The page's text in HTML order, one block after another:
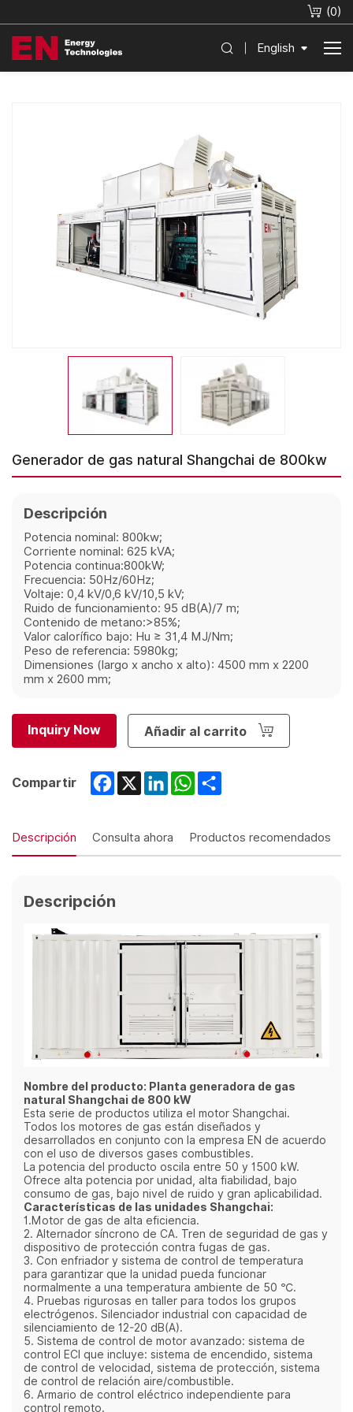
(0)
English
Generador de gas natural Shangchai de 800kw
Descripción
Potencia nominal: 800kw;
Corriente nominal: 625 kVA;
Potencia continua:800kW;
Frecuencia: 50Hz/60Hz;
Voltaje: 0,4 kV/0,6 kV/10,5 kV;
Ruido de funcionamiento: 95 dB(A)/7 m;
Contenido de metano:>85%;
Valor calorífico bajo: Hu ≥ 31,4 MJ/Nm;
Peso de referencia: 5980kg;
Dimensiones (largo x ancho x alto): 4500 mm x 2200
mm x 2600 mm;
Inquiry Now Añadir al carrito
Compartir Facebook
X LinkedInWhatsApp
Descripción Consulta ahora Productos recomendados
Descripción
Nombre del producto: Planta generadora de gas
natural Shangchai de 800 kW
Esta serie de productos utiliza el motor Shangchai.
Todos los motores de gas están diseñados y
desarrollados en conjunto con la empresa EN de acuerdo
con el uso de diversos gases combustibles.
La potencia del producto oscila entre 50 y 1500 kW.
Ofrece alta potencia por unidad, alta fiabilidad, bajo
consumo de gas, bajo nivel de ruido y gran aplicabilidad.
Características de las unidades Shangchai:
1.Motor de gas de alta eficiencia.
2. Alternador síncrono de CA. Tren de seguridad de gas y
dispositivo de protección contra fugas de gas.
3. Con enfriador y sistema de control de temperatura
para garantizar que la unidad pueda funcionar
normalmente a una temperatura ambiente de 50 ℃.
4. Pruebas rigurosas en taller para todos los grupos
electrógenos. Silenciador industrial con capacidad de
silenciamiento de 12-20 dB(A).
5. Sistema de control de motor avanzado: sistema de
control ECI que incluye: sistema de encendido, sistema
de control de velocidad, sistema de protección, sistema
de control de relación aire/combustible.
6. Armario de control eléctrico independiente para
control remoto.